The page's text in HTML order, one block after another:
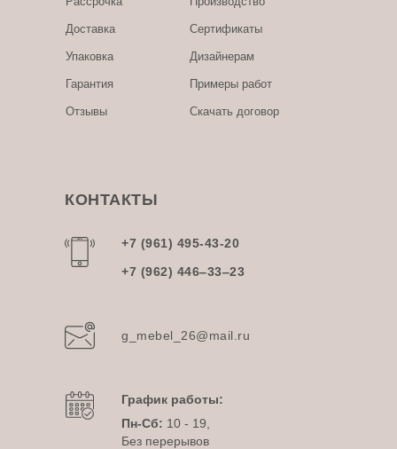
Примеры работ
Сертификаты
Дизайнерам
Скачать договор
Упаковка
Гарантия
Отзывы
Доставка
+7 (962) 446‒33‒23
g_mebel_26@mail.ru
+7 (961) 495-43-20
График работы:
Пн-Сб: 10 - 19,
Без перерывов
КОНТАКТЫ